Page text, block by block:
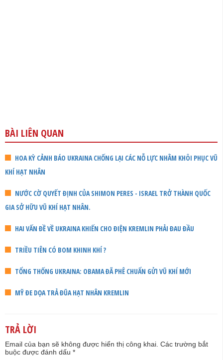
BÀI LIÊN QUAN
HOA KỲ CẢNH BÁO UKRAINA CHỐNG LẠI CÁC NỖ LỰC NHẰM KHÔI PHỤC VŨ
KHÍ HẠT NHÂN
NƯỚC CỜ QUYẾT ĐỊNH CỦA SHIMON PERES - ISRAEL TRỞ THÀNH QUỐC
GIA SỞ HỮU VŨ KHÍ HẠT NHÂN.
HAI VẤN ĐỀ VỀ UKRAINA KHIẾN CHO ĐIỆN KREMLIN PHẢI ĐAU ĐẦU
TRIỀU TIÊN CÓ BOM KHINH KHÍ ?
TỔNG THỐNG UKRAINA: OBAMA ĐÃ PHÊ CHUẨN GỬI VŨ KHÍ MỚI
MỸ ĐE DỌA TRẢ ĐŨA HẠT NHÂN KREMLIN
TRẢ LỜI
Email của bạn sẽ không được hiển thị công khai. Các trường bắt
buộc được đánh dấu *